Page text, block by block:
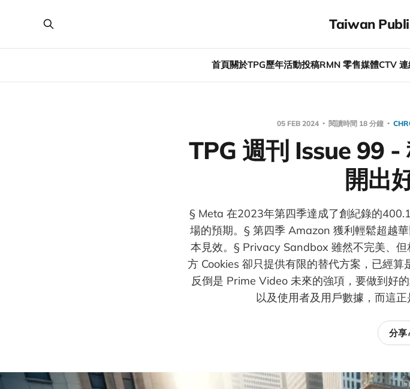
Taiwan
首頁關於TPG歷年活動投稿RMN 零售媒體CTV
05 FEB 2024 閱讀時間 18 分鐘
TPG 週刊 Issue 99
開出
§ Meta 在2023年第四季達成了創紀錄的
場的預期。§ 第四季 Amazon 獲利輕鬆超越
本見效。§ Privacy Sandbox 雖然不完美、
方 Cookies 卻只提供有限的替代方案，已經算
反倒是 Prime Video 未來的強項，要做到好
以及使用者及用戶數據，而這
分享